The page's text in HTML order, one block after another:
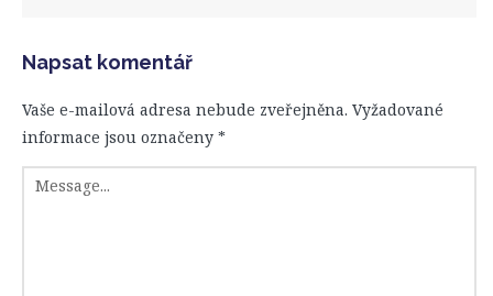
Napsat komentář
Vaše e-mailová adresa nebude zveřejněna. Vyžadované
informace jsou označeny *